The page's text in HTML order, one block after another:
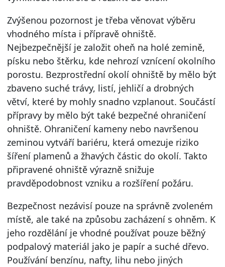
Zvýšenou pozornost je třeba věnovat výběru
vhodného místa i přípravě ohniště.
Nejbezpečnější je založit oheň na holé zemině,
písku nebo štěrku, kde nehrozí vznícení okolního
porostu. Bezprostřední okolí ohniště by mělo být
zbaveno suché trávy, listí, jehličí a drobných
větví, které by mohly snadno vzplanout. Součástí
přípravy by mělo být také bezpečné ohraničení
ohniště. Ohraničení kameny nebo navršenou
zeminou vytváří bariéru, která omezuje riziko
šíření plamenů a žhavých částic do okolí. Takto
připravené ohniště výrazně snižuje
pravděpodobnost vzniku a rozšíření požáru.
Bezpečnost nezávisí pouze na správně zvoleném
místě, ale také na způsobu zacházení s ohněm. K
jeho rozdělání je vhodné používat pouze běžný
podpalový materiál jako je papír a suché dřevo.
Používání benzínu, nafty, lihu nebo jiných